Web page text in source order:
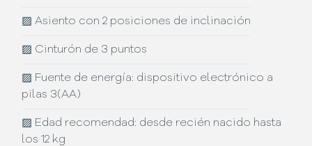
▨ Asiento con 2 posiciones de inclinación
▨ Cinturón de 3 puntos
▨ Fuente de energía: dispositivo electrónico a
pilas 3(AA)
▨ Edad recomendad: desde recién nacido hasta
los 12 kg